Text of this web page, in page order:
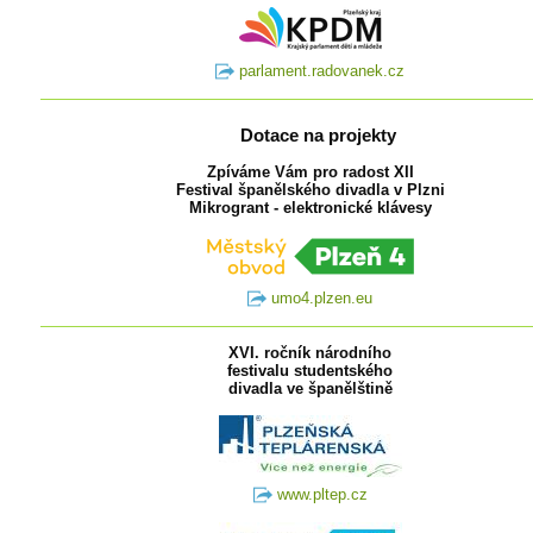
parlament.radovanek.cz
Dotace na projekty
Zpíváme Vám pro radost XII
Festival španělského divadla v Plzni
Mikrogrant - elektronické klávesy
umo4.plzen.eu
XVI. ročník národního
festivalu studentského
divadla ve španělštině
www.pltep.cz